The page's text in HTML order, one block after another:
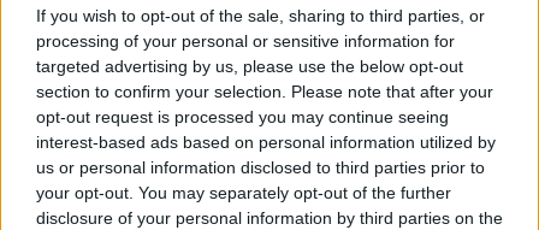
If you wish to opt-out of the sale, sharing to third parties, or
processing of your personal or sensitive information for
targeted advertising by us, please use the below opt-out
section to confirm your selection. Please note that after your
opt-out request is processed you may continue seeing
interest-based ads based on personal information utilized by
us or personal information disclosed to third parties prior to
your opt-out. You may separately opt-out of the further
disclosure of your personal information by third parties on the
AUTORE
AiAdhubMedia